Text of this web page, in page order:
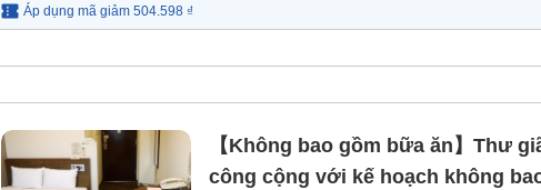
Áp dụng mã giảm 504.598 ₫
【Không bao gồm bữa ăn】Thư
công cộng với kế hoạch không